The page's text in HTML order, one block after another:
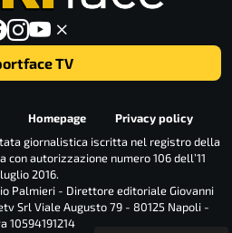
TV
Homepage
Privacy policy
giornalistica iscritta nel registro della
con autorizzazione numero 106 dell’11
luglio 2016.
Palmieri - Direttore editoriale Giovanni
Srl Viale Augusto 79 - 80125 Napoli -
10594191214